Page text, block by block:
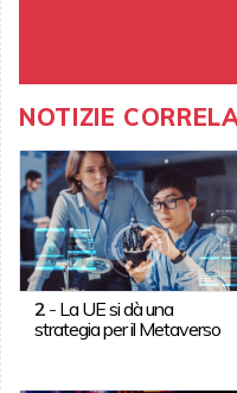
NOTIZIE
2- La UE si dà una
strategia per il Metaverso